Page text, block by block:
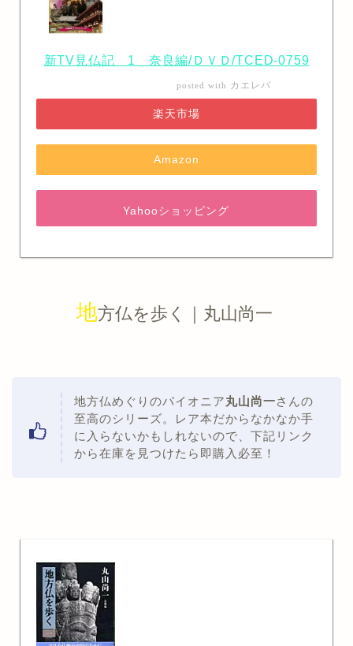
新TV見仏記 1 奈良編/ＤＶＤ/TCED-0759
posted with カエレバ
楽天市場
Amazon
Yahooショッピング
地方仏を歩く｜丸山尚一
地方仏めぐりのパイオニア丸山尚一さんの
至高のシリーズ。レア本だからなかなか手
に入らないかもしれないので、下記リンク
から在庫を見つけたら即購入必至！